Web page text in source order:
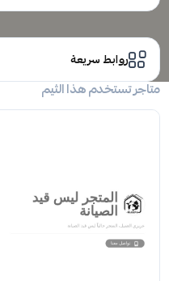
روابط سريعة
متاجر تستخدم هذا الثيم